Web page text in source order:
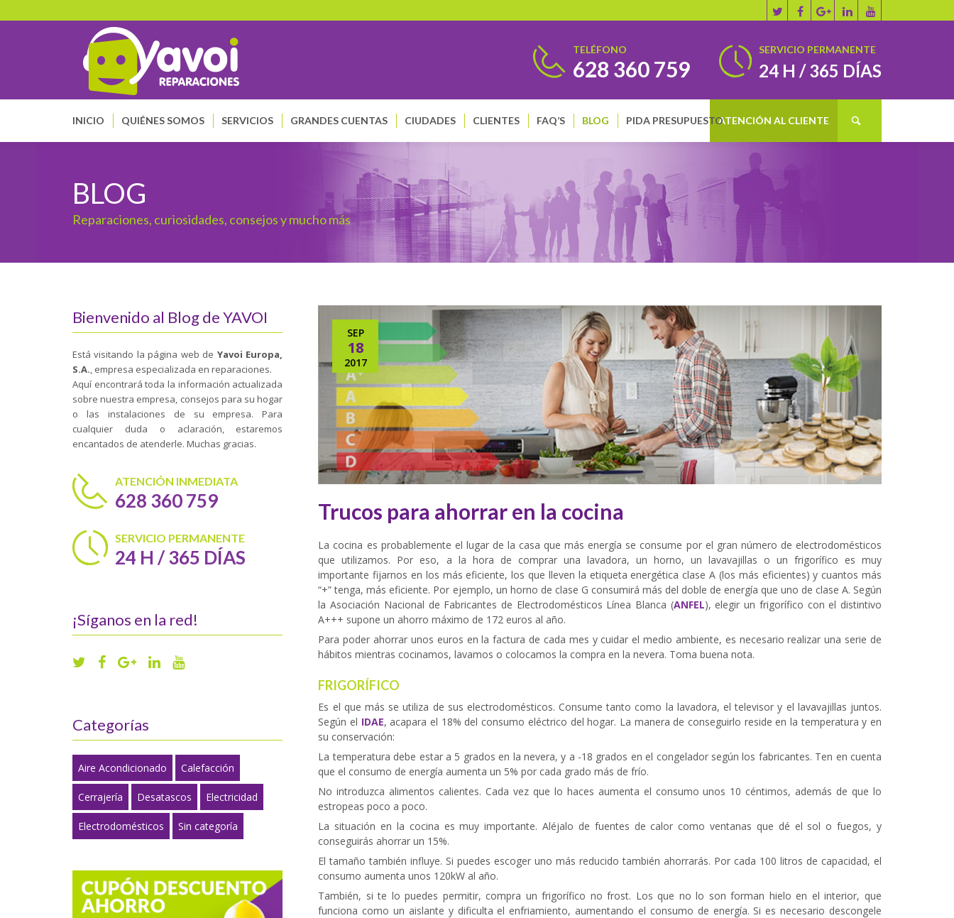
SERVICIO PERMANENTE
24 H / 365 DÍAS
TELÉFONO
628 360 759
INICIO QUIÉNES SOMOS SERVICIOS GRANDES CUENTAS CIUDADES CLIENTES FAQ’S BLOG ATENCIÓN AL CLIENTE
PIDA PRESUPUESTO
BLOG
Reparaciones, curiosidades, consejos y mucho más
Bienvenido al Blog de YAVOI
Está visitando la página web de Yavoi Europa,
S.A., empresa especializada en reparaciones.
Aquí encontrará toda la información actualizada
sobre nuestra empresa, consejos para su hogar
o las instalaciones de su empresa. Para
cualquier duda o aclaración, estaremos
encantados de atenderle. Muchas gracias.
ATENCIÓN INMEDIATA
628 360 759
SERVICIO PERMANENTE
24 H / 365 DÍAS
¡Síganos en la red!
Categorías
Aire Acondicionado Calefacción
Cerrajería Desatascos Electricidad
Electrodomésticos Sin categoría
SEP
18
2017
Trucos para ahorrar en la cocina
La cocina es probablemente el lugar de la casa que más energía se consume por el gran número de electrodomésticos
que utilizamos. Por eso, a la hora de comprar una lavadora, un horno, un lavavajillas o un frigorífico es muy
importante fijarnos en los más eficiente, los que lleven la etiqueta energética clase A (los más eficientes) y cuantos más
“+” tenga, más eficiente. Por ejemplo, un horno de clase G consumirá más del doble de energía que uno de clase A. Según
la Asociación Nacional de Fabricantes de Electrodomésticos Línea Blanca (ANFEL), elegir un frigorífico con el distintivo
A+++ supone un ahorro máximo de 172 euros al año.
Para poder ahorrar unos euros en la factura de cada mes y cuidar el medio ambiente, es necesario realizar una serie de
hábitos mientras cocinamos, lavamos o colocamos la compra en la nevera. Toma buena nota.
FRIGORÍFICO
Es el que más se utiliza de sus electrodomésticos. Consume tanto como la lavadora, el televisor y el lavavajillas juntos.
Según el IDAE, acapara el 18% del consumo eléctrico del hogar. La manera de conseguirlo reside en la temperatura y en
su conservación:
La temperatura debe estar a 5 grados en la nevera, y a -18 grados en el congelador según los fabricantes. Ten en cuenta
que el consumo de energía aumenta un 5% por cada grado más de frío.
No introduzca alimentos calientes. Cada vez que lo haces aumenta el consumo unos 10 céntimos, además de que lo
estropeas poco a poco.
La situación en la cocina es muy importante. Aléjalo de fuentes de calor como ventanas que dé el sol o fuegos, y
conseguirás ahorrar un 15%.
El tamaño también influye. Si puedes escoger uno más reducido también ahorrarás. Por cada 100 litros de capacidad, el
consumo aumenta unos 120kW al año.
También, si te lo puedes permitir, compra un frigorífico no frost. Los que no lo son forman hielo en el interior, que
funciona como un aislante y dificulta el enfriamiento, aumentando el consumo de energía. Si es necesario descongele